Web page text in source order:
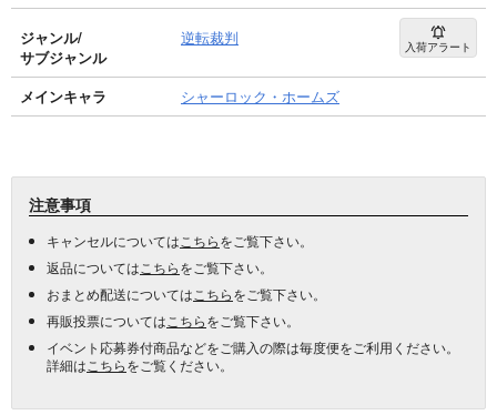
ジャンル/
サブジャンル
逆転裁判 入荷アラート
メインキャラ シャーロック・ホームズ
注意事項
キャンセルについては こちらをご覧下さい。
返品については こちらをご覧下さい。
おまとめ配送については こちらをご覧下さい。
再販投票については こちらをご覧下さい。
イベント応募券付商品などをご購入の際は毎度便をご利用ください。
詳細は こちらをご覧ください。